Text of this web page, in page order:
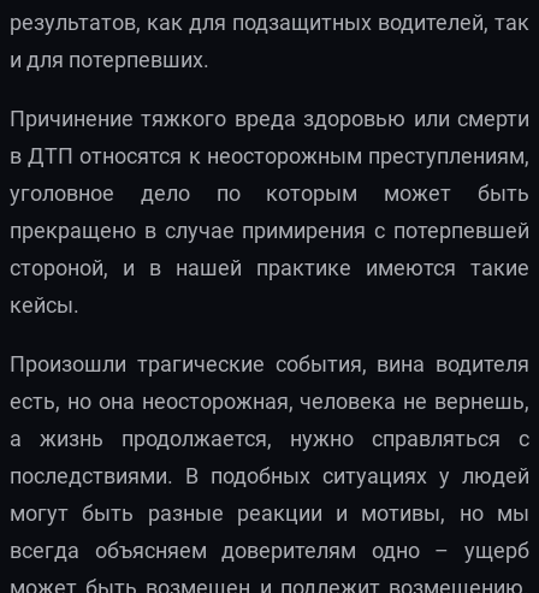
результатов, как для подзащитных водителей, так
и для потерпевших.
Причинение тяжкого вреда здоровью или смерти
в ДТП относятся к неосторожным преступлениям,
уголовное дело по которым может быть
прекращено в случае примирения с потерпевшей
стороной, и в нашей практике имеются такие
кейсы.
Произошли трагические события, вина водителя
есть, но она неосторожная, человека не вернешь,
а жизнь продолжается, нужно справляться с
последствиями. В подобных ситуациях у людей
могут быть разные реакции и мотивы, но мы
всегда объясняем доверителям одно – ущерб